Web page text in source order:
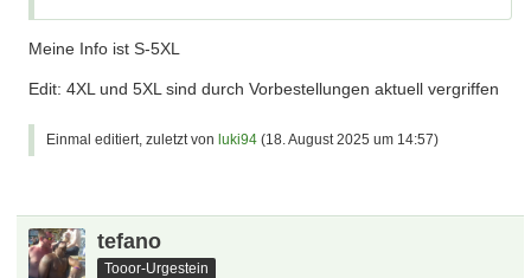
Meine Info ist S-5XL
Edit: 4XL und 5XL sind durch Vorbestellungen aktuell vergriffen
Einmal editiert, zuletzt vonluki94 (18. August 2025 um 14:57)
tefano
Tooor-Urgestein